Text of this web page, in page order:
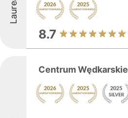
8.7
Centrum Wędkarskie